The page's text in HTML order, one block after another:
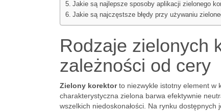
Jakie są najlepsze sposoby aplikacji zielonego
Jakie są najczęstsze błędy przy używaniu
Rodzaje zielonych
zależności od cery
Zielony korektorto niezwykle istotny element w
charakterystyczna zielona barwa efektywnie
wszelkich niedoskonałości. Na rynku